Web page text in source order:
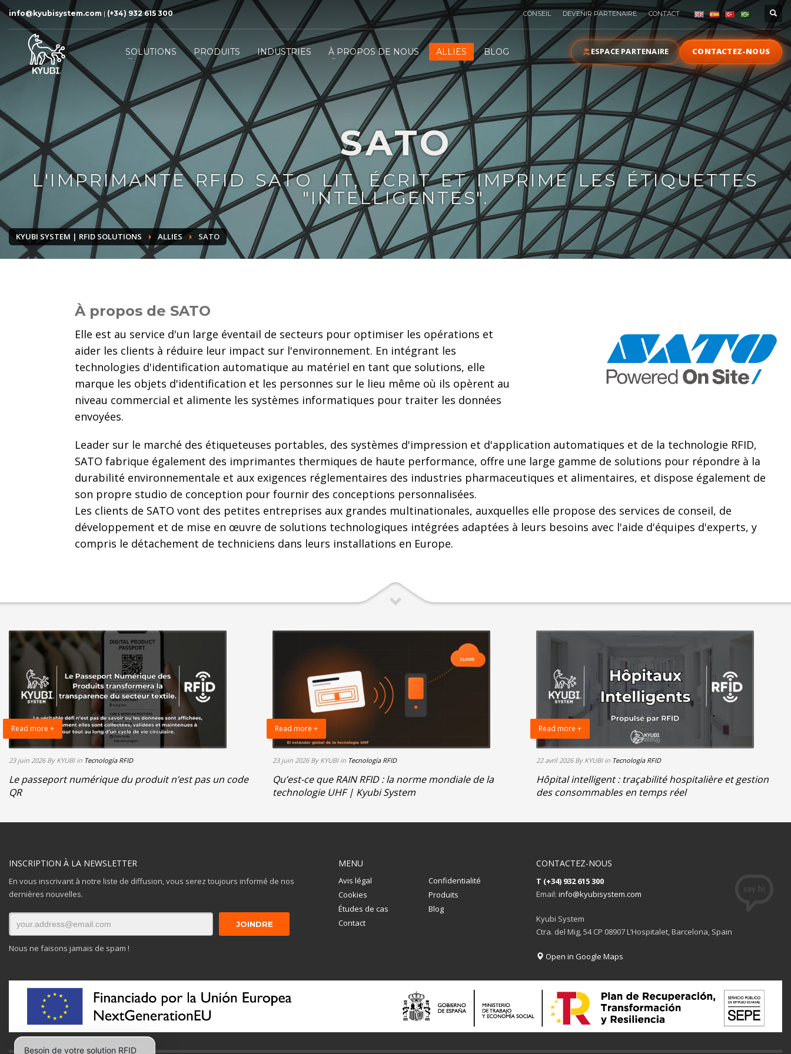
info@kyubisystem.com | (+34) 932 615 300 CONSEIL DEVENIR PARTENAIRE CONTACT
SOLUTIONS PRODUITS INDUSTRIES À PROPOS DE NOUS ALLIES BLOG ESPACE PARTENAIRE CONTACTEZ-NOUS
SATO
L'IMPRIMANTE RFID SATO LIT, ÉCRIT ET IMPRIME LES ÉTIQUETTES
"INTELLIGENTES".
KYUBI SYSTEM | RFID SOLUTIONS ALLIES SATO
À propos de SATO
Elle est au service d'un large éventail de secteurs pour optimiser les opérations et
aider les clients à réduire leur impact sur l'environnement. En intégrant les
technologies d'identification automatique au matériel en tant que solutions, elle
marque les objets d'identification et les personnes sur le lieu même où ils opèrent au
niveau commercial et alimente les systèmes informatiques pour traiter les données
envoyées.
Leader sur le marché des étiqueteuses portables, des systèmes d'impression et d'application automatiques et de la technologie RFID,
SATO fabrique également des imprimantes thermiques de haute performance, offre une large gamme de solutions pour répondre à la
durabilité environnementale et aux exigences réglementaires des industries pharmaceutiques et alimentaires, et dispose également de
son propre studio de conception pour fournir des conceptions personnalisées.
Les clients de SATO vont des petites entreprises aux grandes multinationales, auxquelles elle propose des services de conseil, de
développement et de mise en œuvre de solutions technologiques intégrées adaptées à leurs besoins avec l'aide d'équipes d'experts, y
compris le détachement de techniciens dans leurs installations en Europe.
Read more +
23 juin 2026 By KYUBI in Tecnología RFID
Le passeport numérique du produit n’est pas un code
QR
Read more +
23 juin 2026 By KYUBI in Tecnología RFID
Qu’est-ce que RAIN RFID : la norme mondiale de la
technologie UHF | Kyubi System
Read more +
22 avril 2026 By KYUBI in Tecnología RFID
Hôpital intelligent : traçabilité hospitalière et gestion
des consommables en temps réel
INSCRIPTION À LA NEWSLETTER
En vous inscrivant à notre liste de diffusion, vous serez toujours informé de nos
dernières nouvelles.
Nous ne faisons jamais de spam !
MENU
Avis légal
Confidentialité
Cookies
Produits
Études de cas
Blog
Contact
CONTACTEZ-NOUS
T (+34) 932 615 300
Email: info@kyubisystem.com
Kyubi System
Ctra. del Mig, 54 CP 08907 L’Hospitalet, Barcelona, Spain
Open in Google Maps